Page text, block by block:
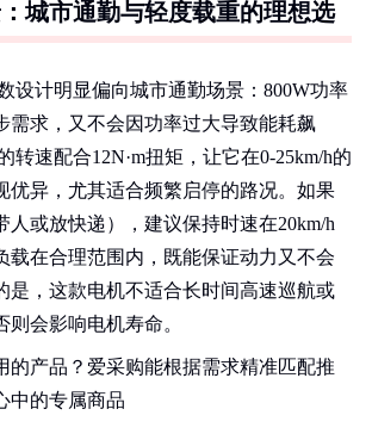
城市通勤与轻度载重的理想选
设计明显偏向城市通勤场景：800W功率
需求，又不会因功率过大导致能耗飙
转速配合12N·m扭矩，让它在0-25km/h的
优异，尤其适合频繁启停的路况。如果
人或放快递），建议保持时速在20km/h
载在合理范围内，既能保证动力又不会
是，这款电机不适合长时间高速巡航或
会影响电机寿命。
的产品？爱采购能根据需求精准匹配推
中的专属商品